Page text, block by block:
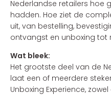
Nederlandse retailers hoe
hadden. Hoe ziet de
uit, van bestelling,
ontvangst en unboxing tot
Wat bleek:
Het grootste deel van de
laat een of meerdere
Unboxing Experience,